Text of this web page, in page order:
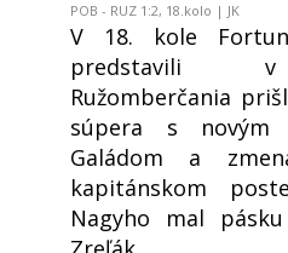
POB - RUZ 1:2, 18.kolo | JK
V 18. kole
predstavili v
Ružomberčania
súpera s novým
Galádom a
kapitánskom
Nagyho mal